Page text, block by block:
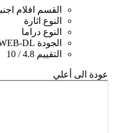
القسم
افلام
النوع اثارة
النوع دراما
الجودة DL
التقييم 4.8 / 10
عودة الى أعلي